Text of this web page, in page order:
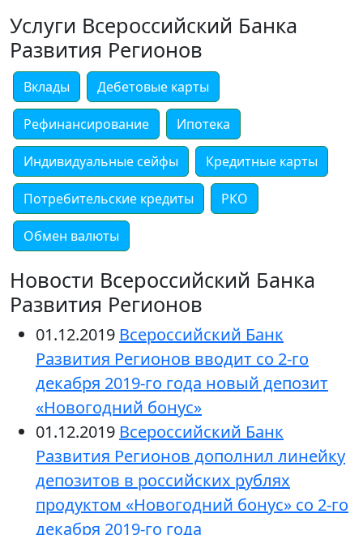
Услуги Всероссийский Банка
Развития Регионов
Вклады Дебетовые карты
Рефинансирование Ипотека
Индивидуальные сейфы Кредитные карты
Потребительские кредиты РКО
Обмен валюты
Новости Всероссийский Банка
Развития Регионов
01.12.2019 Всероссийский Банк
Развития Регионов вводит со 2-го
декабря 2019-го года новый депозит
«Новогодний бонус»
01.12.2019 Всероссийский Банк
Развития Регионов дополнил линейку
депозитов в российских рублях
продуктом «Новогодний бонус» со 2-го
декабря 2019-го года